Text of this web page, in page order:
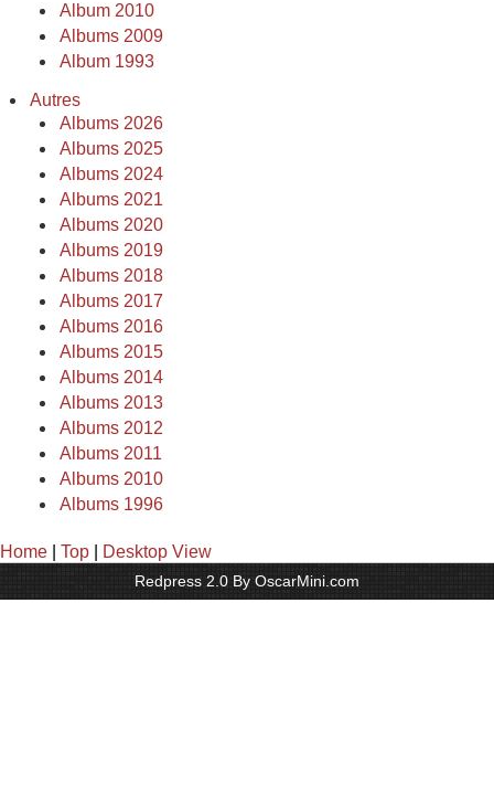
Album 2010
Albums 2009
Album 1993
Autres
Albums 2026
Albums 2025
Albums 2024
Albums 2021
Albums 2020
Albums 2019
Albums 2018
Albums 2017
Albums 2016
Albums 2015
Albums 2014
Albums 2013
Albums 2012
Albums 2011
Albums 2010
Albums 1996
Home Top Desktop View
Redpress 2.0 By OscarMini.com